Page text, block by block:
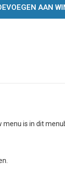
AAN
is in dit